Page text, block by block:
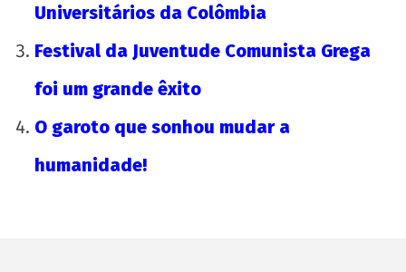
de 2012
wp-
admin
Universitários da Colômbia
Festival da Juventude Comunista Grega
foi um grande êxito
O garoto que sonhou mudar a
humanidade!